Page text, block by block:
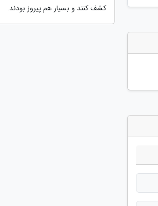
کشف کنند و بسیار هم پیروز بودند.